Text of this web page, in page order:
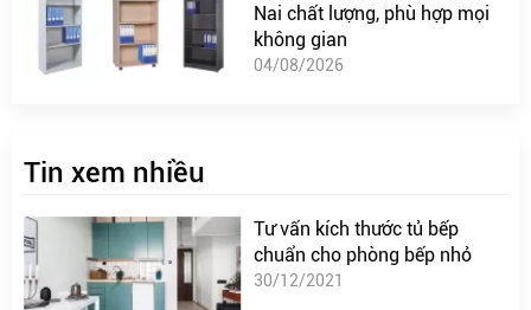
Nai chất lượng, phù hợp mọi
không gian
04/08/2026
Tin xem nhiều
Tư vấn kích thước tủ bếp
chuẩn cho phòng bếp nhỏ
30/12/2021